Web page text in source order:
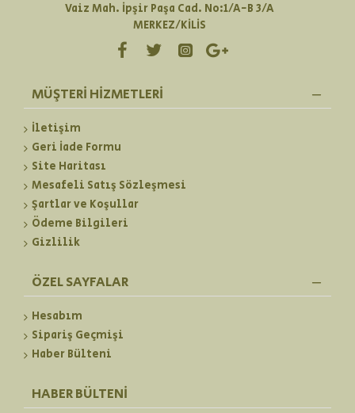
Vaiz Mah. İpşir Paşa Cad. No:1/A-B 3/A
MERKEZ/KİLİS
MÜŞTERI HIZMETLERI
İletişim
Geri İade Formu
Site Haritası
Mesafeli Satış Sözleşmesi
Şartlar ve Koşullar
Ödeme Bilgileri
Gizlilik
ÖZEL SAYFALAR
Hesabım
Sipariş Geçmişi
Haber Bülteni
HABER BÜLTENI